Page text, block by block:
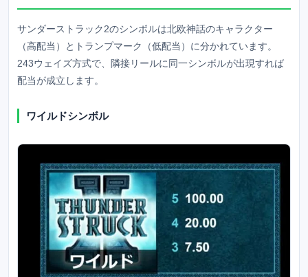
サンダーストラック2のシンボルは北欧神話のキャラクター
（高配当）とトランプマーク（低配当）に分かれています。
243ウェイズ方式で、隣接リールに同一シンボルが出現すれば
配当が成立します。
ワイルドシンボル